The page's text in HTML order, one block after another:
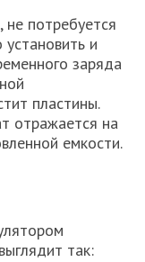
не потребуется
и
заряда
пластины.
отражается на
емкости.
так: